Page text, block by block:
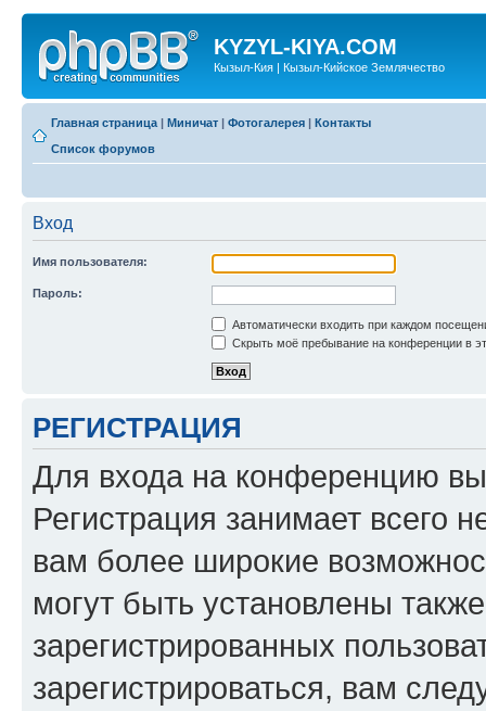
KYZYL-KIYA.COM
Кызыл-Кия | Кызыл-Кийское Землячество
Главная страница | Миничат | Фотогалерея | Контакты
Список форумов
Вход
Имя пользователя:
Пароль:
Автоматически входить при каждом
Скрыть моё пребывание на конференции в
РЕГИСТРАЦИЯ
Для входа на конференцию
Регистрация занимает всего
вам более широкие
могут быть установлены
зарегистрированных
зарегистрироваться, вам